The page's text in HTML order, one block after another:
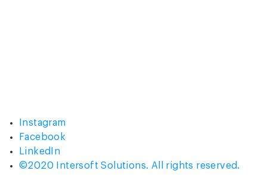
Instagram
Facebook
LinkedIn
©2020 Intersoft Solutions. All rights reserved.